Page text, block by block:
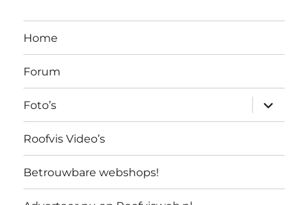
Home
Forum
Foto’s
Roofvis Video’s
Betrouwbare webshops!